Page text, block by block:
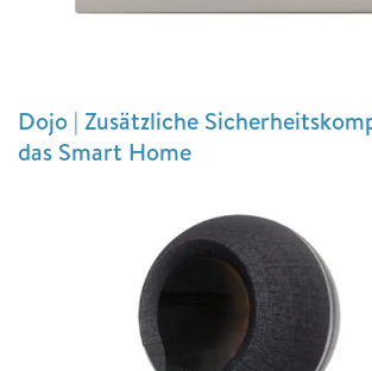
Dojo | Zusätzliche
das Smart Home